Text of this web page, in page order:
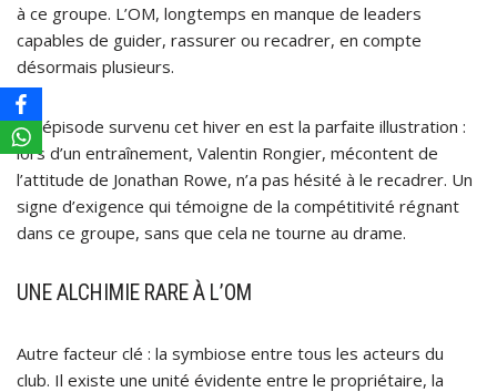
à ce groupe. L’OM, longtemps en manque de leaders
capables de guider, rassurer ou recadrer, en compte
désormais plusieurs.
Un épisode survenu cet hiver en est la parfaite illustration :
lors d’un entraînement, Valentin Rongier, mécontent de
l’attitude de Jonathan Rowe, n’a pas hésité à le recadrer. Un
signe d’exigence qui témoigne de la compétitivité régnant
dans ce groupe, sans que cela ne tourne au drame.
UNE ALCHIMIE RARE À L’OM
Autre facteur clé : la symbiose entre tous les acteurs du
club. Il existe une unité évidente entre le propriétaire, la